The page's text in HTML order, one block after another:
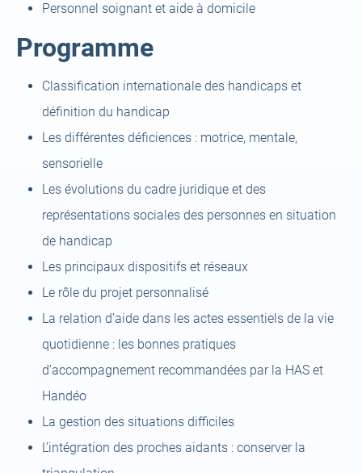
Personnel soignant et aide à domicile
Programme
Classification internationale des handicaps et
définition du handicap
Les différentes déficiences : motrice, mentale,
sensorielle
Les évolutions du cadre juridique et des
représentations sociales des personnes en situation
de handicap
Les principaux dispositifs et réseaux
Le rôle du projet personnalisé
La relation d’aide dans les actes essentiels de la vie
quotidienne : les bonnes pratiques
d’accompagnement recommandées par la HAS et
Handéo
La gestion des situations difficiles
L’intégration des proches aidants : conserver la